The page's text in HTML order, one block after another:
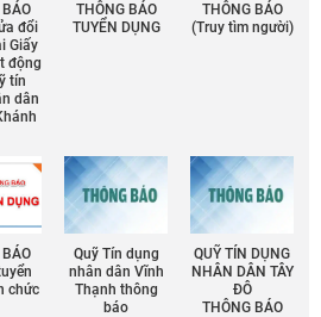
đổi
Giấy
động
tín
dân
THÔNG BÁO
TUYỂN DỤNG
THÔNG BÁO
(Truy tìm người)
chức
Quỹ Tín dụng
nhân dân Vĩnh
Thạnh thông
báo
QUỸ TÍN DỤNG
NHÂN DÂN TÂY
ĐÔ
THÔNG BÁO